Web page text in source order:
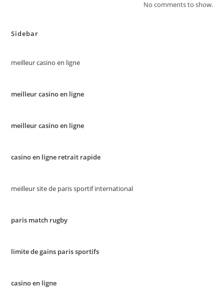
No comments to show.
Sidebar
meilleur casino en ligne
meilleur casino en ligne
meilleur casino en ligne
casino en ligne retrait rapide
meilleur site de paris sportif international
paris match rugby
limite de gains paris sportifs
casino en ligne